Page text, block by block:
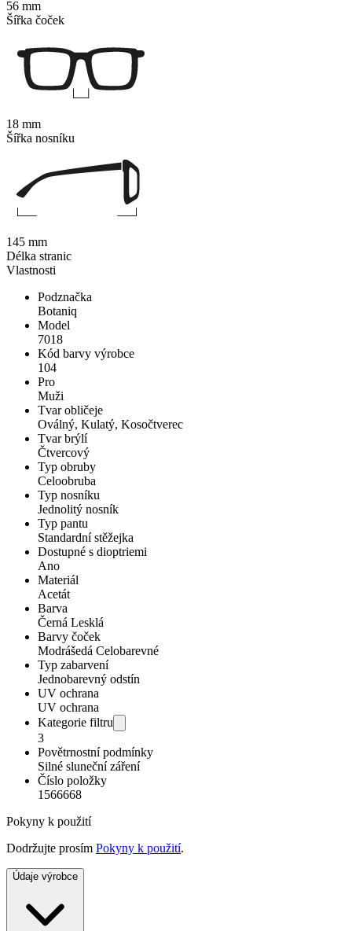
Vlastnosti
Podznačka
Botaniq
Model
7018
Kód barvy výrobce
104
Pro
Muži
Tvar obličeje
Oválný, Kulatý, Kosočtverec
Tvar brýlí
Čtvercový
Typ obruby
Celoobruba
Typ nosníku
Jednolitý nosník
Typ pantu
Standardní stěžejka
Dostupné s dioptriemi
Ano
Materiál
Acetát
Barva
Černá Lesklá
Barvy čoček
Modrášedá Celobarevné
Typ zabarvení
Jednobarevný odstín
UV ochrana
UV ochrana
Kategorie filtru
3
Povětrnostní podmínky
Silné sluneční záření
Číslo položky
1566668
Pokyny k použití
Dodržujte prosím Pokyny k použití.
Údaje výrobce
56 mm
Šířka čoček
18 mm
Šířka nosníku
145 mm
Délka stranic